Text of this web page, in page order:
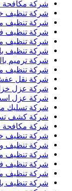
شركة مكافحة
شركة تنظيف
شركة تنظيف
شركة تنظيف
شركة تنظيف
شركة تنظيف
شركة ترميم
شركة تنظيف
شركة نقل
شركة عزل
شركة عزل
شركة تسليك
شركة كشف
شركة مكافحة
شركة تنظيف
شركة تنظيف
شركة تنظيف
شركة تنظيف
شركة تنظيف
شركة تنظيف